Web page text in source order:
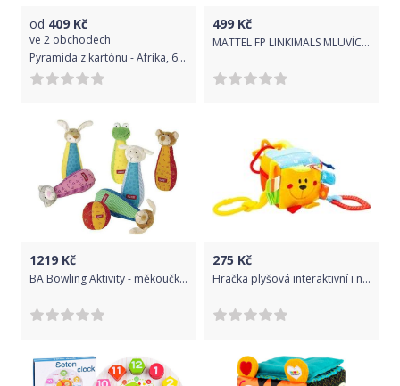
od 409 Kč
ve 2 obchodech
Pyramida z kartónu - Afrika, 6 kostek (Goki)
499 Kč
MATTEL FP LINKIMALS MLUVÍCÍ LOS CZ
1219 Kč
BA Bowling Aktivity - měkoučká plyš (23 cm) - 7 dílů ESPRIT
275 Kč
Hračka plyšová interaktivní i na kočárek - KOSTKA MEDVÍDEK barevná - BabyMix